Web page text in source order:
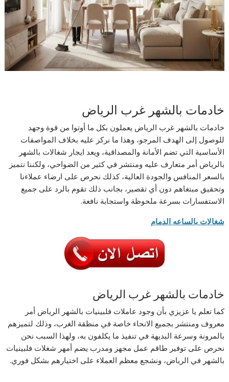
خادمات بالشهر غرب الرياض
خادمات بالشهر غرب الرياض يعملون بكل ما أوتوا من قوة وجهد
للوصول إلى الهدف المرجو، وهذا ما نركز عليه بخلاف المواصفات
الأساسية التي تضم الأمانة والمصداقية، ويعد ايجار شغالات بالشهر
بالرياض أمر متعارف عليه ومنتشر في كثير من الضواحي، ولكننا نتميز
بالسعر المنافس والجودة العالية، كذلك نحرص على ارضاء عملاءنا
وتحقيق مبتغاهم دون أي تقصير، بجانب ذلك تقوم بالرد على جميع
الاستفسارات بسرعة ملحوظة واستجابة نافعة.
شغالات بالساعه الدمام
خادمات بالشهر غرب الرياض
كما تعلم يا عزيزي بأن وجود عاملات فلبينيات بالشهر الرياض أمر
معروف ومنتشر بجميع الانحاء خاصة في منطقة الغرب، وذلك لتميزهم
بالمرونة وسرعة البديهة في تنفيذ ما يكلفون به، ولهذا السبب نحن
نحرص على توفير طاقم عمل مجهز ومدرب يضم أمهر شغلات فلبينيات
بالشهر في الرياض، ونشجع معظم العملاء على اختيارهم بشكل فوري.